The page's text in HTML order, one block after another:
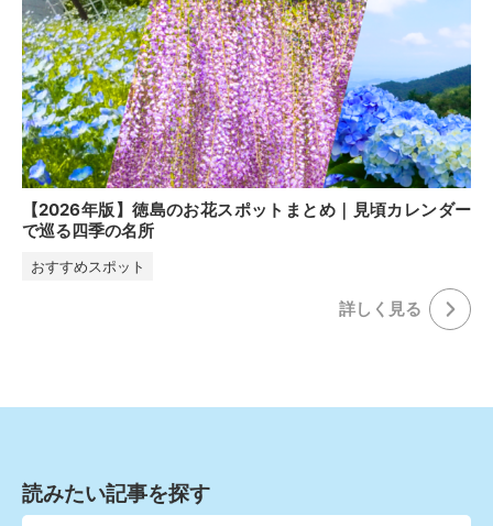
【2026年版】徳島のお花スポットまとめ｜見頃カレンダー
で巡る四季の名所
おすすめスポット
詳しく⾒る
読みたい記事を探す